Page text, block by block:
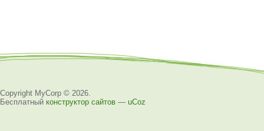
Copyright MyCorp © 2026
Бесплатный конструктор сайтов — uCoz